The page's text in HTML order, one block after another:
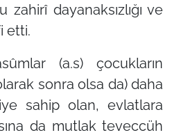
zahirî dayanaksızlığı ve
etti.
(a.s) çocukların
sonra olsa da) daha
sahip olan, evlatlara
da mutlak teveccüh